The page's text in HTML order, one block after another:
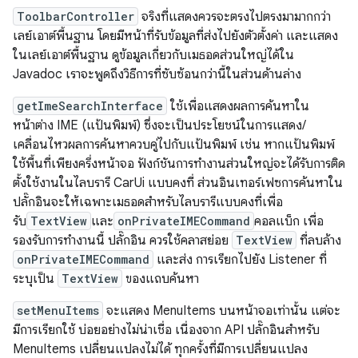
ToolbarController จริงที่แสดงควรจะตรงไปตรงมามากกว่า
เลย์เอาต์พื้นฐาน โดยมีหน้าที่รับข้อมูลที่ส่งไปยังตัวตั้งค่า และแสดง
ในเลย์เอาต์พื้นฐาน ดูข้อมูลเกี่ยวกับเมธอดส่วนใหญ่ได้ใน
Javadoc เราจะพูดถึงวิธีการที่ซับซ้อนกว่านี้ในส่วนด้านล่าง
getImeSearchInterface ใช้เพื่อแสดงผลการค้นหาใน
หน้าต่าง IME (แป้นพิมพ์) ซึ่งจะเป็นประโยชน์ในการแสดง/
เคลื่อนไหวผลการค้นหาควบคู่ไปกับแป้นพิมพ์ เช่น หากแป้นพิมพ์
ใช้พื้นที่เพียงครึ่งหน้าจอ ฟังก์ชันการทำงานส่วนใหญ่จะได้รับการติด
ตั้งใช้งานในไลบรารี CarUi แบบคงที่ ส่วนอินเทอร์เฟซการค้นหาใน
ปลั๊กอินจะให้เฉพาะเมธอดสำหรับไลบรารีแบบคงที่เพื่อ
รับ TextView และ onPrivateIMECommand คอลแบ็ก เพื่อ
รองรับการทำงานนี้ ปลั๊กอิน ควรใช้คลาสย่อย TextView ที่ลบล้าง
onPrivateIMECommand และส่ง การเรียกไปยัง Listener ที่
ระบุเป็น TextView ของแถบค้นหา
setMenuItems จะแสดง MenuItems บนหน้าจอเท่านั้น แต่จะ
มีการเรียกใช้ บ่อยอย่างไม่น่าเชื่อ เนื่องจาก API ปลั๊กอินสำหรับ
MenuItems เปลี่ยนแปลงไม่ได้ ทุกครั้งที่มีการเปลี่ยนแปลง